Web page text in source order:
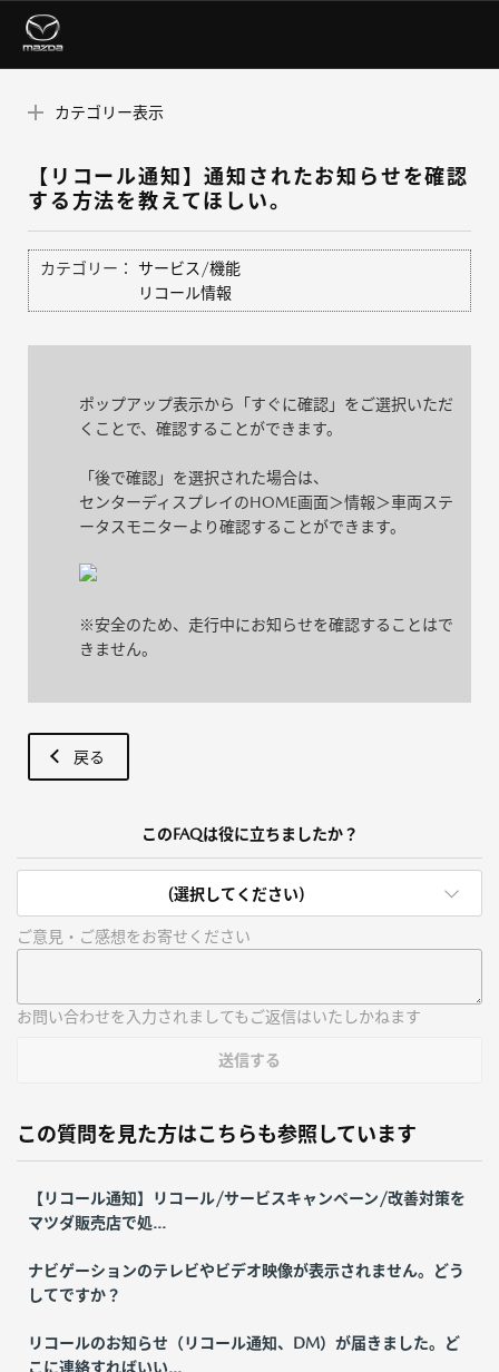
カテゴリー表示
【リコール通知】通知されたお知らせを確認
する方法を教えてほしい。
カテゴリー：
サービス/機能
リコール情報
ポップアップ表示から「すぐに確認」をご選択いただ
くことで、確認することができます。
「後で確認」を選択された場合は、
センターディスプレイのHOME画面＞情報＞車両ステ
ータスモニターより確認することができます。
※安全のため、走行中にお知らせを確認することはで
きません。
戻る
このFAQは役に立ちましたか？
(選択してください)
ご意見・ご感想をお寄せください
お問い合わせを入力されましてもご返信はいたしかねます
送信する
この質問を見た方はこちらも参照しています
【リコール通知】リコール/サービスキャンペーン/改善対策を
マツダ販売店で処...
ナビゲーションのテレビやビデオ映像が表示されません。どう
してですか？
リコールのお知らせ（リコール通知、DM）が届きました。ど
こに連絡すればいい...